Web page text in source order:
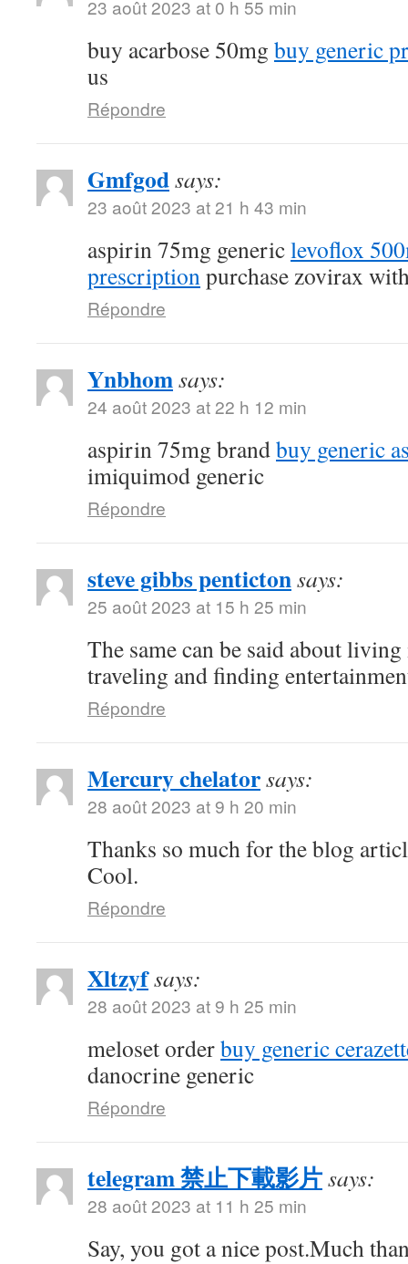
23 août 2023 at 0 h 55 min
buy acarbose 50mg buy generic
us
Répondre
Gmfgodsays:
23 août 2023 at 21 h 43 min
aspirin 75mg genericlevoflox
prescriptionpurchase zovirax
Répondre
Ynbhomsays:
24 août 2023 at 22 h 12 min
aspirin 75mg brandbuy generic
imiquimod generic
Répondre
steve gibbs pentictonsays:
25 août 2023 at 15 h 25 min
The same can be said about
traveling and finding
Répondre
Mercury chelatorsays:
28 août 2023 at 9 h 20 min
Thanks so much for the blog
Cool.
Répondre
Xltzyfsays:
28 août 2023 at 9 h 25 min
meloset orderbuy generic
danocrine generic
Répondre
telegram 禁止下載影片says:
28 août 2023 at 11 h 25 min
Say, you got a nice post.Much